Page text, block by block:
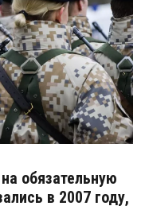
обязательную
в 2007 году,